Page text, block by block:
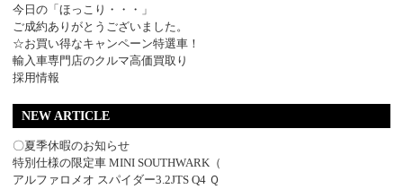
今日の「ほっこり・・・」
ご成約ありがとうございました。
☆お買い得なキャンペーン特選車！
輸入車専門店のクルマ高価買取り
採用情報
NEW ARTICLE
〇夏季休暇のお知らせ
特別仕様の限定車 MINI SOUTHWARK（
アルファロメオ スパイダー3.2JTS Q4 Ｑ